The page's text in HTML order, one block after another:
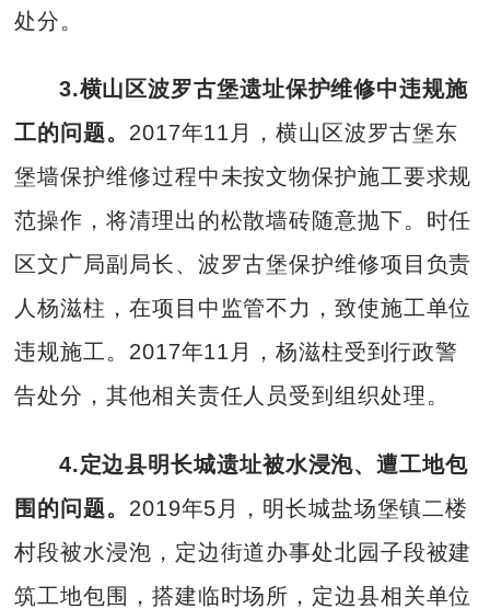
处分。
3.横山区波罗古堡遗址保护维修中违规施
工的问题。 2017年11月，横山区波罗古堡东
堡墙保护维修过程中未按文物保护施工要求规
范操作，将清理出的松散墙砖随意抛下。时任
区文广局副局长、波罗古堡保护维修项目负责
人杨滋柱，在项目中监管不力，致使施工单位
违规施工。2017年11月，杨滋柱受到行政警
告处分，其他相关责任人员受到组织处理。
4.定边县明长城遗址被水浸泡、遭工地包
围的问题。 2019年5月，明长城盐场堡镇二楼
村段被水浸泡，定边街道办事处北园子段被建
筑工地包围，搭建临时场所，定边县相关单位